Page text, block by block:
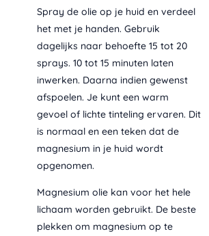
Spray de olie op je huid en verdeel
het met je handen. Gebruik
dagelijks naar behoefte 15 tot 20
sprays. 10 tot 15 minuten laten
inwerken. Daarna indien gewenst
afspoelen. Je kunt een warm
gevoel of lichte tinteling ervaren. Dit
is normaal en een teken dat de
magnesium in je huid wordt
opgenomen.
Magnesium olie kan voor het hele
lichaam worden gebruikt. De beste
plekken om magnesium op te